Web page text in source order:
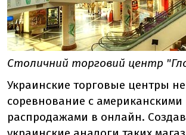
Столичний торговий центр
Украинские торговые центры
соревнование с американскими
распродажами в онлайн.